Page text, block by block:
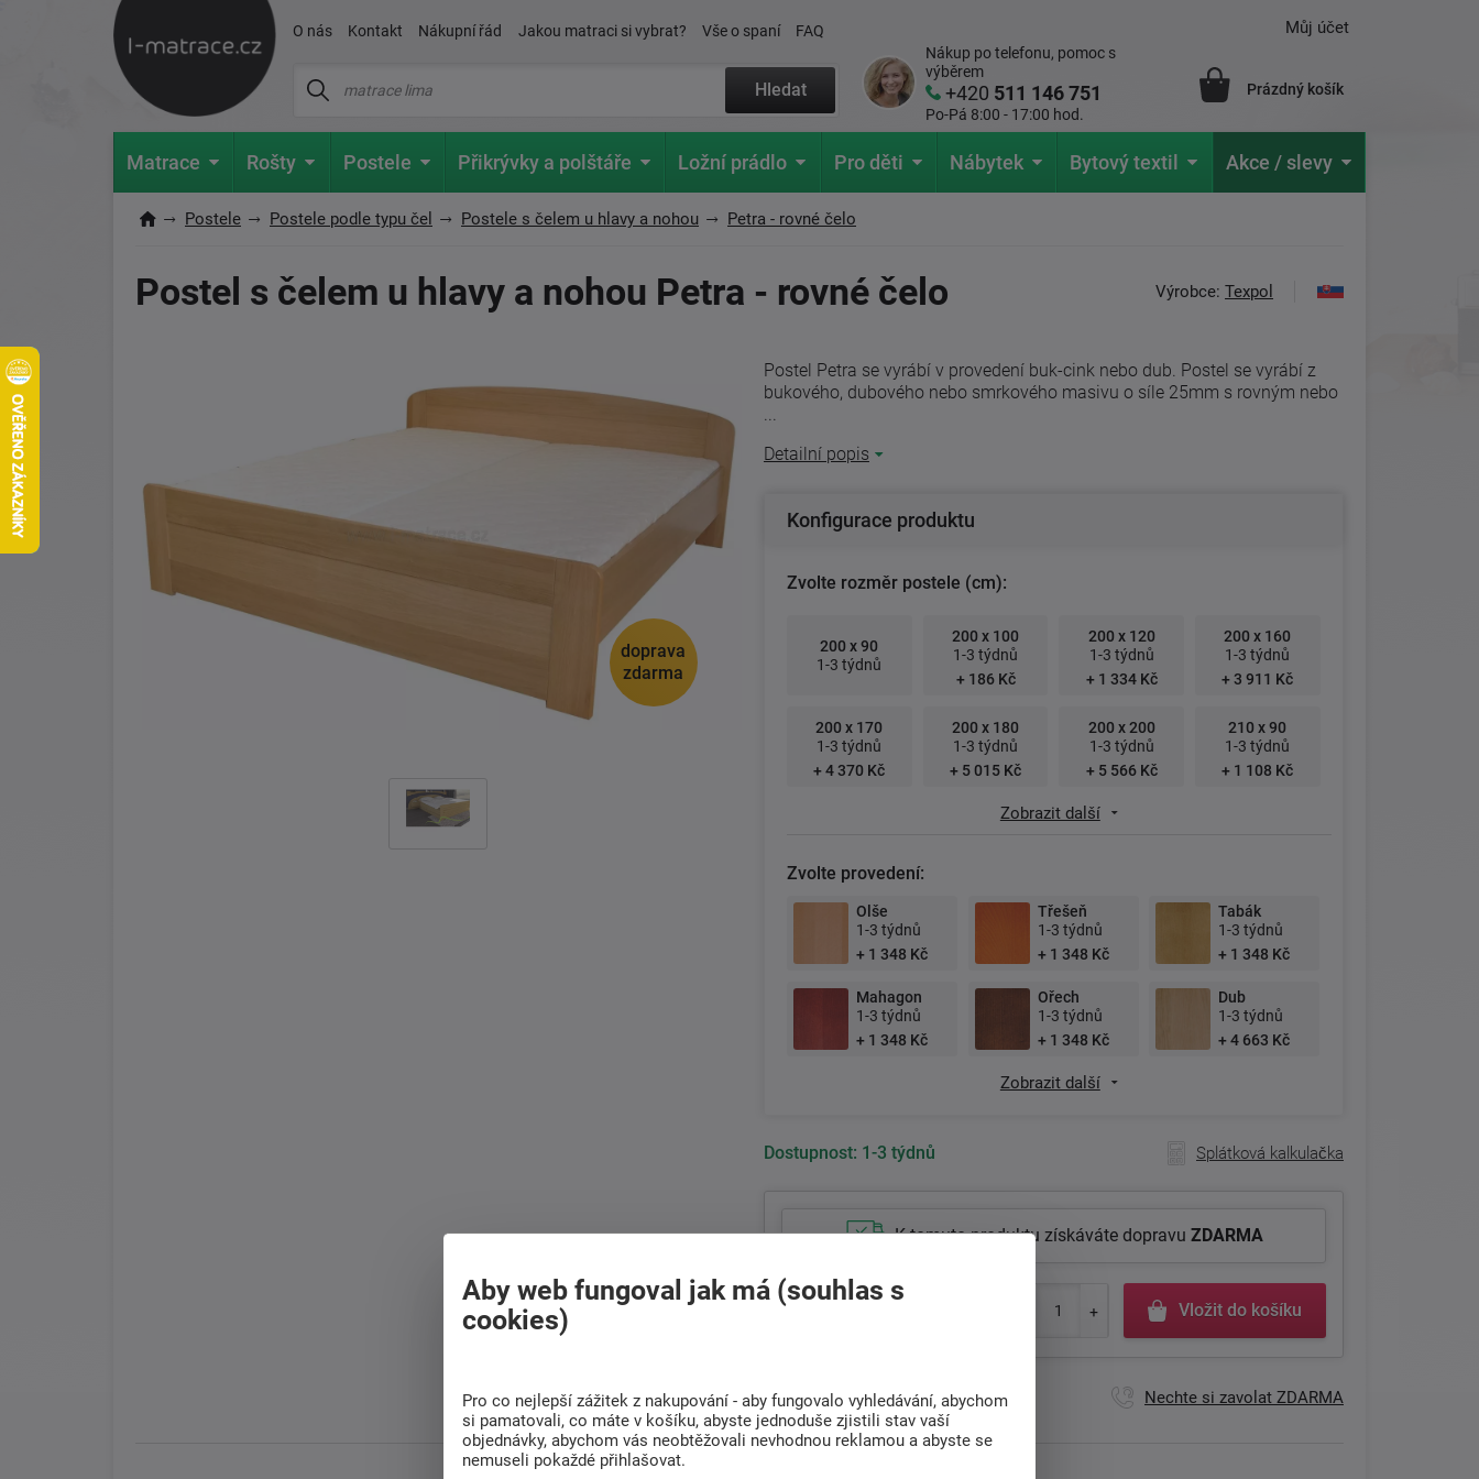
O nás Kontakt Nákupní řád Jakou matraci si vybrat? Vše o spaní FAQ
Hledat
Nákup po telefonu, pomoc s
výběrem
+420 511 146 751
Po-Pá 8:00 - 17:00 hod.
Můj účet
Prázdný košík
Matrace Rošty Postele Přikrývky a polštáře Ložní prádlo Pro děti Nábytek Bytový textil Akce / slevy
Postele Postele podle typu čel Postele s čelem u hlavy a nohou Petra - rovné čelo
Postel s čelem u hlavy a nohou Petra - rovné čelo Výrobce:Texpol
doprava
zdarma
Postel Petra se vyrábí v provedení buk-cink nebo dub. Postel se vyrábí z
bukového, dubového nebo smrkového masivu o síle 25mm s rovným nebo
...
Detailní popis
Konfigurace produktu
Zvolte rozměr postele (cm):
200 x 90
1-3 týdnů
200 x 100
1-3 týdnů
+ 186 Kč
200 x 120
1-3 týdnů
+ 1 334 Kč
200 x 160
1-3 týdnů
+ 3 911 Kč
200 x 170
1-3 týdnů
+ 4 370 Kč
200 x 180
1-3 týdnů
+ 5 015 Kč
200 x 200
1-3 týdnů
+ 5 566 Kč
210 x 90
1-3 týdnů
+ 1 108 Kč
Zobrazit další
Zvolte provedení:
Olše
1-3 týdnů
+ 1 348 Kč
Třešeň
1-3 týdnů
+ 1 348 Kč
Tabák
1-3 týdnů
+ 1 348 Kč
Mahagon
1-3 týdnů
+ 1 348 Kč
Ořech
1-3 týdnů
+ 1 348 Kč
Dub
1-3 týdnů
+ 4 663 Kč
Zobrazit další
Dostupnost: 1-3 týdnů Splátková kalkulačka
K tomuto produktu získáváte dopravu ZDARMA
13 474 Kč Vložit do košíku
+420 511 146 751
Po-Pá 8:00 - 17:00 hod.
Nechte si zavolat ZDARMA
Aby web fungoval jak má (souhlas s
cookies)
Pro co nejlepší zážitek z nakupování - aby fungovalo vyhledávání, abychom
si pamatovali, co máte v košíku, abyste jednoduše zjistili stav vaší
objednávky, abychom vás neobtěžovali nevhodnou reklamou a abyste se
nemuseli pokaždé přihlašovat.